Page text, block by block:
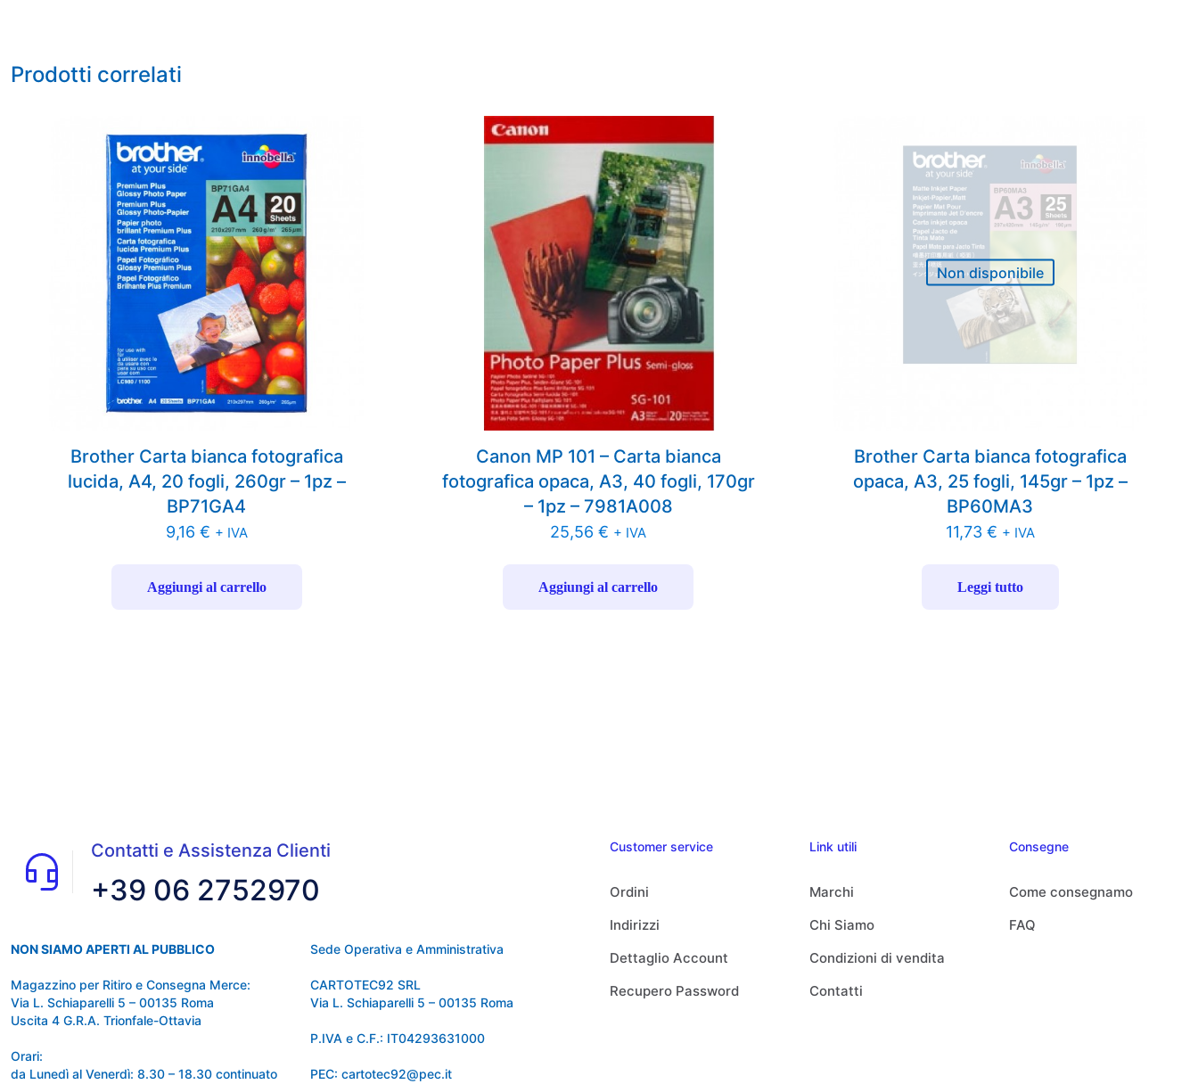
Prodotti correlati
Brother Carta bianca fotografica
lucida, A4, 20 fogli, 260gr – 1pz –
BP71GA4
9,16 € + IVA
Aggiungi al carrello
Canon MP 101 – Carta bianca
fotografica opaca, A3, 40 fogli, 170gr
– 1pz – 7981A008
25,56€ + IVA
Aggiungi al carrello
Non disponibile
Brother Carta bianca fotografica
opaca, A3, 25 fogli, 145gr – 1pz –
BP60MA3
11,73 € + IVA
Leggi tutto
Contatti e Assistenza Clienti
+39 06 2752970
NON SIAMO APERTI AL PUBBLICO
Magazzino per Ritiro e Consegna Merce:
Via L. Schiaparelli 5 – 00135 Roma
Uscita 4 G.R.A. Trionfale-Ottavia
Orari:
da Lunedì al Venerdì: 8.30 – 18.30 continuato
Sede Operativa e Amministrativa
CARTOTEC92 SRL
Via L. Schiaparelli 5 – 00135 Roma
P.IVA e C.F.: IT04293631000
PEC: cartotec92@pec.it
Customer service
Ordini
Indirizzi
Dettaglio Account
Recupero Password
Link utili
Marchi
Chi Siamo
Condizioni di vendita
Contatti
Consegne
Come consegnamo
FAQ